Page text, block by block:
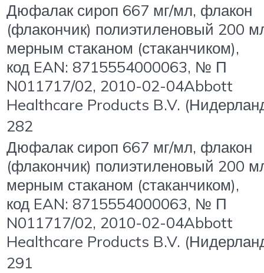
Дюфалак сироп 667 мг/мл, флакон
(флакончик) полиэтиленовый 200
мерным стаканом (стаканчиком),
код EAN: 8715554000063, № П
N011717/02, 2010-02-04Abbott
Healthcare Products B.V.
282
Дюфалак сироп 667 мг/мл, флакон
(флакончик) полиэтиленовый 200
мерным стаканом (стаканчиком),
код EAN: 8715554000063, № П
N011717/02, 2010-02-04Abbott
Healthcare Products B.V.
291